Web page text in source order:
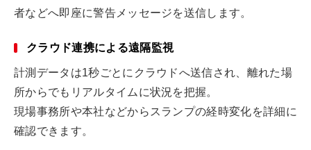
者などへ即座に警告メッセージを送信します。
クラウド連携による遠隔監視
計測データは1秒ごとにクラウドへ送信され、離れた場
所からでもリアルタイムに状況を把握。
現場事務所や本社などからスランプの経時変化を詳細に
確認できます。